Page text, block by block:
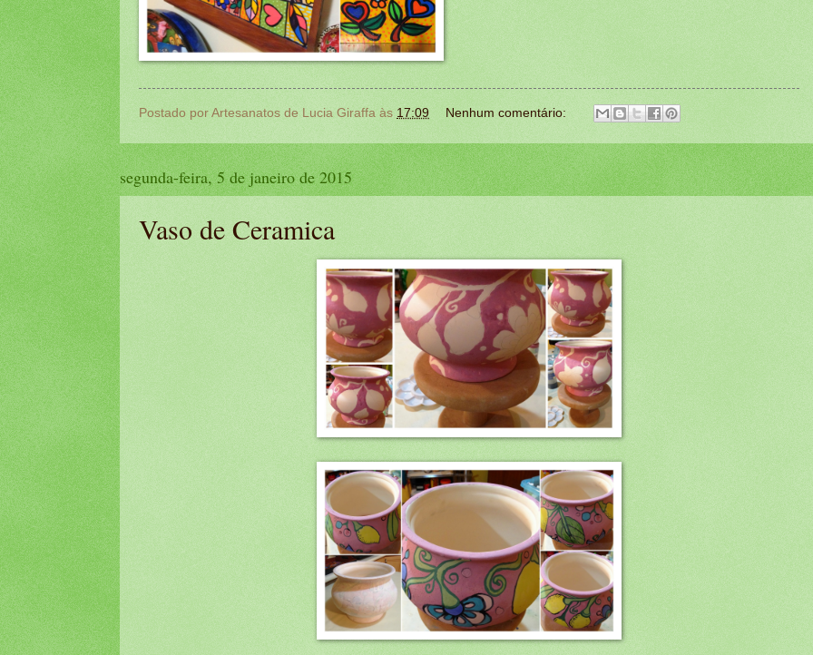
Postado por Artesanatos de Lucia Giraffa às 17:09 Nenhum comentário:
segunda-feira, 5 de janeiro de 2015
Vaso de Ceramica